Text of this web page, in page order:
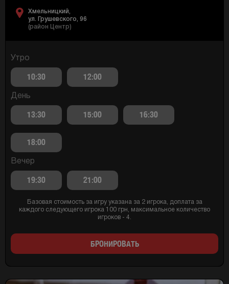
Хмельницкий,
ул. Грушевского, 96
(район Центр)
Утро
10:30 12:00
День
13:30 15:00 16:30
18:00
Вечер
19:30 21:00
Базовая стоимость за игру указана за 2 игрока, доплата за
каждого следующего игрока 100 грн, максимальное количество
игроков - 4.
БРОНИРОВАТЬ